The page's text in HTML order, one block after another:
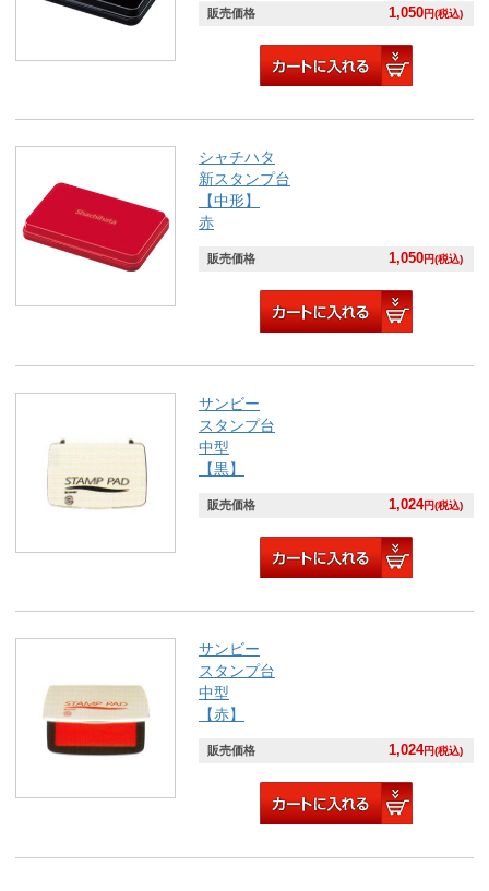
販売価格 1,050円(税込)
シャチハタ
新スタンプ台
【中形】
赤
販売価格 1,050円(税込)
サンビー
スタンプ台
中型
【黒】
販売価格 1,024円(税込)
サンビー
スタンプ台
中型
【赤】
販売価格 1,024円(税込)